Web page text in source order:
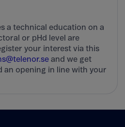
a technical education on a
or pHd level are
your interest via this
and we get
an opening in line with your